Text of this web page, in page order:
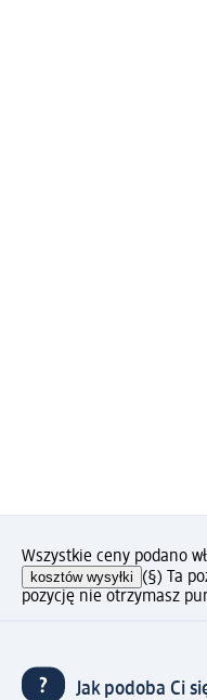
Wszystkie ceny podano
kosztów wysyłki (§) Ta
pozycję nie otrzymasz
Jak podoba Ci